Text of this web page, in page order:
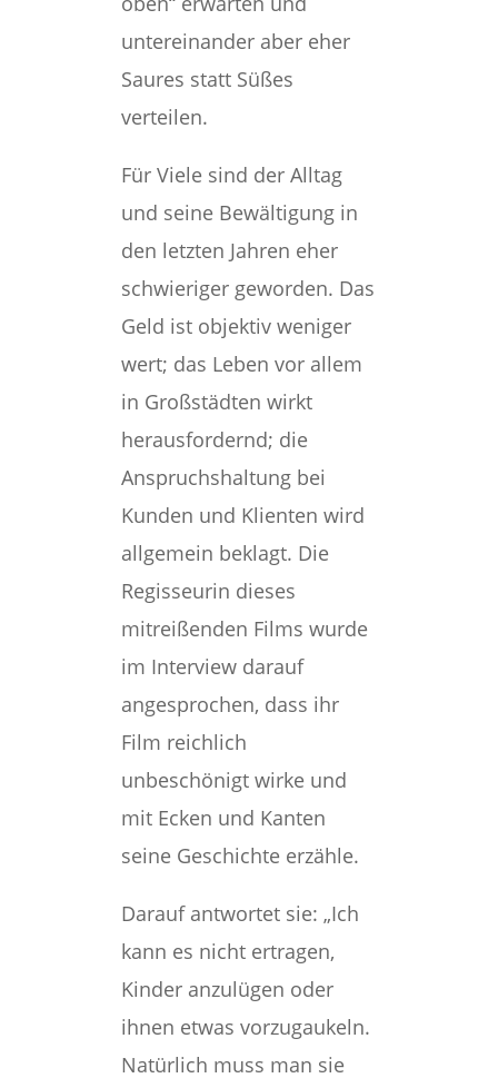
untereinander aber eher
Saures statt Süßes
verteilen.
Für Viele sind der Alltag
und seine Bewältigung in
den letzten Jahren eher
schwieriger geworden. Das
Geld ist objektiv weniger
wert; das Leben vor allem
in Großstädten wirkt
herausfordernd; die
Anspruchshaltung bei
Kunden und Klienten wird
allgemein beklagt. Die
Regisseurin dieses
mitreißenden Films wurde
im Interview darauf
angesprochen, dass ihr
Film reichlich
unbeschönigt wirke und
mit Ecken und Kanten
seine Geschichte erzähle.
Darauf antwortet sie: „Ich
kann es nicht ertragen,
Kinder anzulügen oder
ihnen etwas vorzugaukeln.
Natürlich muss man sie